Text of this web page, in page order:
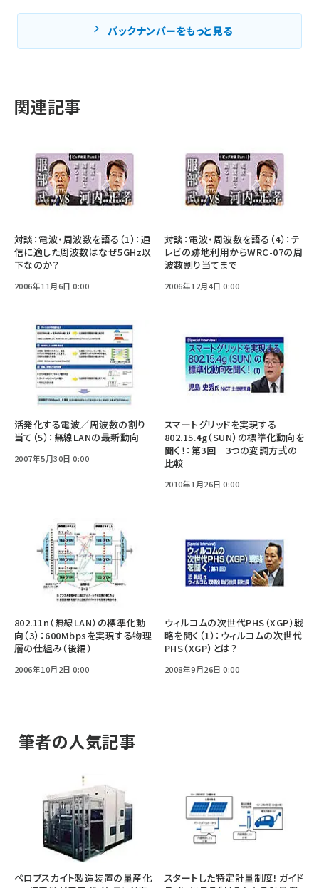
バックナンバーをもっと見る
関連記事
対談：電波・周波数を語る（1）：通
信に適した周波数はなぜ5GHz以
下なのか？
2006年11月6日 0:00
対談：電波・周波数を語る（4）：テ
レビの跡地利用からWRC-07の周
波数割り当てまで
2006年12月4日 0:00
活発化する電波／周波数の割り
当て（5）：無線LANの最新動向
2007年5月30日 0:00
スマートグリッドを実現する
802.15.4g（SUN）の標準化動向を
聞く！：第3回 3つの変調方式の
比較
2010年1月26日 0:00
802.11n（無線LAN）の標準化動
向（3）：600Mbpsを実現する物理
層の仕組み（後編）
2006年10月2日 0:00
ウィルコムの次世代PHS（XGP）戦
略を聞く（1）：ウィルコムの次世代
PHS（XGP）とは？
2008年9月26日 0:00
筆者の人気記事
ペロブスカイト製造装置の量産化
スタートした特定計量制度! ガイド